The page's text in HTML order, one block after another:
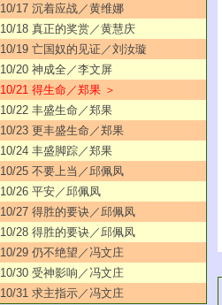
10/17 沉着应战／黄维娜
10/18 真正的奖赏／黄慧庆
10/19 亡国奴的见证／刘汝璇
10/20 神成全／李文屏
10/21 得生命／郑果 ＞
10/22 丰盛生命／郑果
10/23 更丰盛生命／郑果
10/24 丰盛脚踪／郑果
10/25 不要上当／邱佩凤
10/26 平安／邱佩凤
10/27 得胜的要诀／邱佩凤
10/28 得胜的要诀／邱佩凤
10/29 仍不绝望／冯文庄
10/30 受神影响／冯文庄
10/31 求主指示／冯文庄